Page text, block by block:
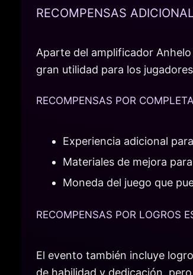
RECOMPENSAS
Aparte del amplificador
gran utilidad para los
RECOMPENSAS POR
Experiencia adicional
Materiales de mejora
Moneda del juego que
RECOMPENSAS POR LOGROS
El evento también incluye
de habilidad y dedicación,